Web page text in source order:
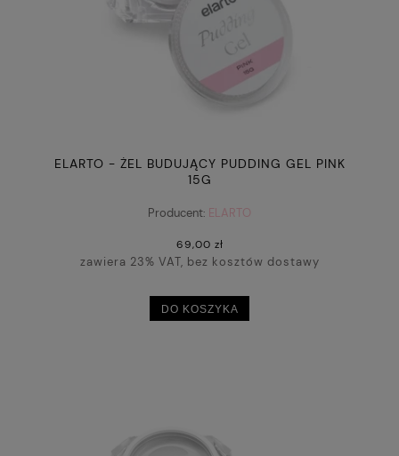
ELARTO - ŻEL BUDUJĄCY PUDDING GEL PINK
15G
Producent: ELARTO
69,00 zł
zawiera 23% VAT, bez kosztów dostawy
DO KOSZYKA